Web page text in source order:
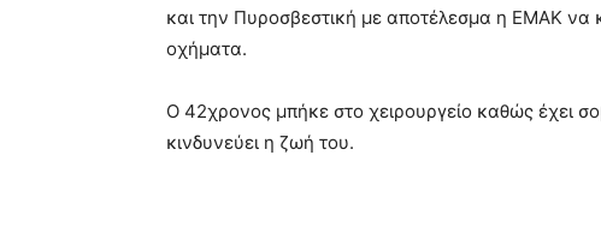
και την Πυροσβεστική με αποτέλεσμα η ΕΜΑΚ να
οχήματα.
Ο 42χρονος μπήκε στο χειρουργείο καθώς έχει
κινδυνεύει η ζωή του.